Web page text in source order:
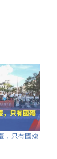
，只有國殤